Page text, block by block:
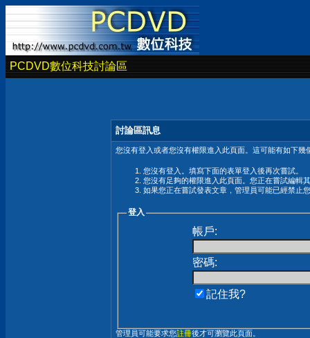
PCDVD數位科技討論區
討論區訊息
您沒有登入或者您沒有權限進入此頁面。這可能有如下幾
您沒有登入。填寫下面的表單登入後再次嘗試。
您沒有足夠的權限進入此頁面。您正在嘗試編輯
如果您正在嘗試發表文章，管理員可能已經禁止
登入
帳戶:
密碼:
記住我?
管理員可能要求您註冊後才可瀏覽此頁面。